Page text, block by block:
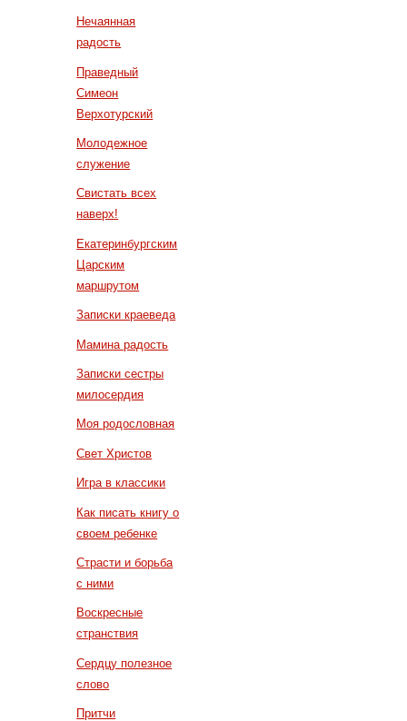
Нечаянная
радость
Праведный
Симеон
Верхотурский
Молодежное
служение
Свистать всех
наверх!
Екатеринбургским
Царским
маршрутом
Записки краеведа
Мамина радость
Записки сестры
милосердия
Моя родословная
Свет Христов
Игра в классики
Как писать книгу о
своем ребенке
Страсти и борьба
с ними
Воскресные
странствия
Сердцу полезное
слово
Притчи